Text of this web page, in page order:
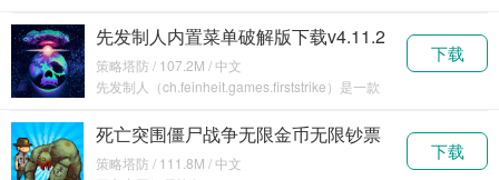
定和扣人
先发制人内置菜单破解版下载v4.11.2
策略塔防 / 107.2M / 中文
先发制人（ch.feinheit.games.firststrike）是一款
下载
死亡突围僵尸战争无限金币无限钞票
版v4.0.9
策略塔防 / 111.8M / 中文
下载